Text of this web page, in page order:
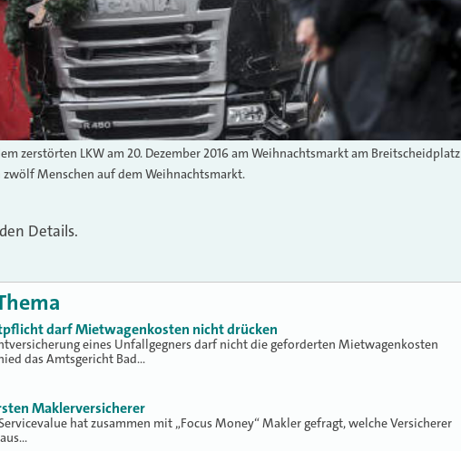
zerstörten LKW am 20. Dezember 2016 am Weihnachtsmarkt am
zwölf Menschen auf dem Weihnachtsmarkt.
Details.
darf Mietwagenkosten nicht drücken
eines Unfallgegners darf nicht die geforderten Mietwagenkosten
das Amtsgericht Bad…
Maklerversicherer
hat zusammen mit „Focus Money“ Makler gefragt, welche Versicherer